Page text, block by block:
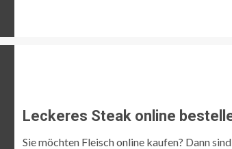
Leckeres Steak online
Sie möchten Fleisch online kaufen? Dann